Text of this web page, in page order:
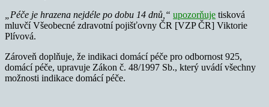
„Péče je hrazena nejdéle po dobu 14 dnů,“ upozorňuje tisková
mluvčí Všeobecné zdravotní pojišťovny ČR [VZP ČR] Viktorie
Plívová.
Zároveň doplňuje, že indikaci domácí péče pro odbornost 925,
domácí péče, upravuje Zákon č. 48/1997 Sb., který uvádí všechny
možnosti indikace domácí péče.